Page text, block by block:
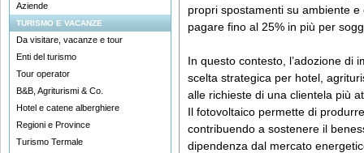
Aziende
TURISMO E VACANZE
Da visitare, vacanze e tour
Enti del turismo
Tour operator
B&B, Agriturismi & Co.
Hotel e catene alberghiere
Regioni e Province
Turismo Termale
propri spostamenti su ambiente
pagare fino al 25% in più per
In questo contesto, l’adozione di
scelta strategica per hotel,
alle richieste di una clientela più
Il fotovoltaico permette di
contribuendo a sostenere il
dipendenza dal mercato